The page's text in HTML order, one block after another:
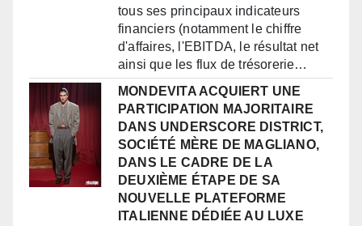
tous ses principaux indicateurs
financiers (notamment le chiffre
d'affaires, l'EBITDA, le résultat net
ainsi que les flux de trésorerie…
MONDEVITA ACQUIERT UNE
PARTICIPATION MAJORITAIRE
DANS UNDERSCORE DISTRICT,
SOCIÉTÉ MÈRE DE MAGLIANO,
DANS LE CADRE DE LA
DEUXIÈME ÉTAPE DE SA
NOUVELLE PLATEFORME
ITALIENNE DÉDIÉE AU LUXE